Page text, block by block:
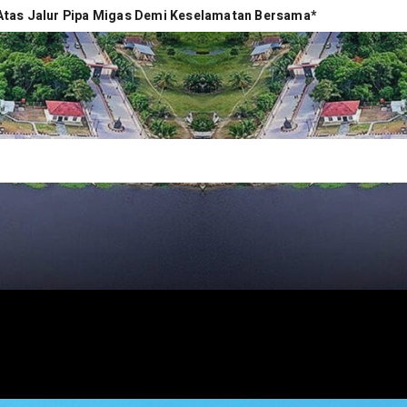
Jalur Pipa Migas Demi Keselamatan Bersama*
dan Administrasi Pemerintahan
Desa, Kasusnya Diserahkan ke Unit Pidsus
Kepatuhan Perda Tenaga Kerja Lokal dan Perpres No.
Daerah
Doa Bersama hingga Beri Penghargaan Pejuang Partai
Banyuasin, Satu Pelaku Masih Buron
Hilirisasi Perkebunan